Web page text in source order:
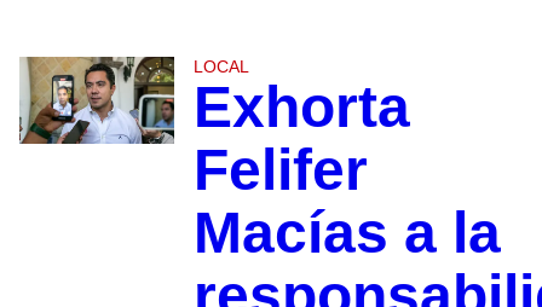
LOCAL
Exhorta
Felifer
Macías a la